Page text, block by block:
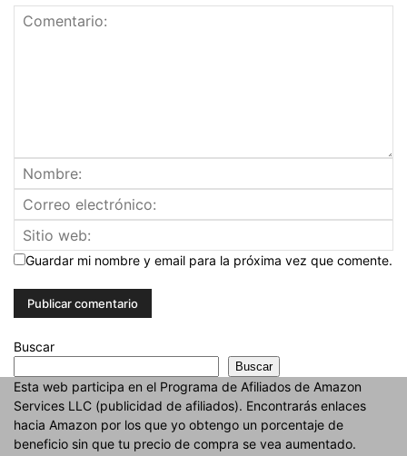
Guardar mi nombre y email para la próxima vez que comente.
Buscar
Buscar
Esta web participa en el Programa de Afiliados de Amazon
Services LLC (publicidad de afiliados). Encontrarás enlaces
hacia Amazon por los que yo obtengo un porcentaje de
beneficio sin que tu precio de compra se vea aumentado.